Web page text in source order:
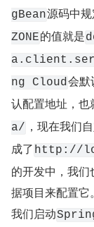
gBean源码中
ZONE的值就是
ng Cloud会默
认配置地址，也
a/ ，现在我们
成了 http://
的开发中，我
据项目来配置它。
我们启动